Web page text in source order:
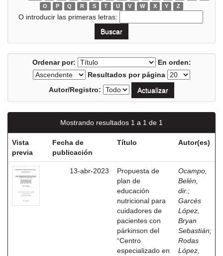
O
P Q R S T U V W X Y Z
O introducir las primeras letras:
Ordenar por:
En orden:
Resultados por página
Autor/Registro:
Mostrando resultados 1 a 1 de 1
Vista
previa
Fecha de
publicación
Título Autor(es)
13-abr-2023
Propuesta de
plan de
educación
nutricional para
cuidadores de
pacientes con
párkinson del
“Centro
especializado en
Ocampo,
Belén,
dir. ;
Garcés
López,
Bryan
Sebastián;
Rodas
López,